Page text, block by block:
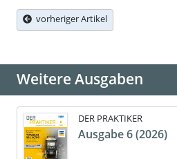
vorheriger Artikel
Weitere Ausgaben
DER PRAKTIKER
Ausgabe 6 (2026)